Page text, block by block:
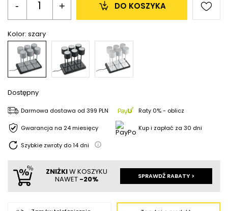
Kolor: szary
- + DO KOSZYKA
Dostępny
Darmowa dostawa od 399 PLN Raty 0% - oblicz
Gwarancja na 24 miesięcy Kup i zapłać za 30 dni
Szybkie zwroty do14 dni
ZNIŻKIW KOSZYKU
NAWET -20% SPRAWDŹ RABATY >